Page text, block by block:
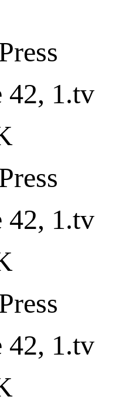
42, 1.tv
42, 1.tv
42, 1.tv